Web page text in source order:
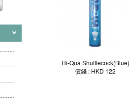
Hi-Qua Shuttlecock(Blue)
價錢 : HKD 122